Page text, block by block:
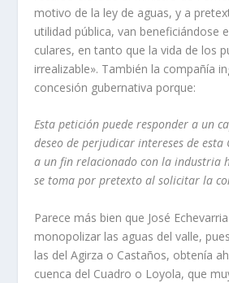
motivo de la ley de aguas, y a
utilidad pública, van beneficiándose
culares, en tanto que la vida de los
irrealizable». También la compañí­a
concesión gubernativa porque:
Esta petición puede responder a un
deseo de perjudicar intere­ses de
a un finrelacionado con la industria
se toma por pretexto al solicitarla
Parece más bien que José
monopolizar las aguas del valle,
las del Agirza o Castaños, obtení­a
cuenca del Cuadro o Loyola, que